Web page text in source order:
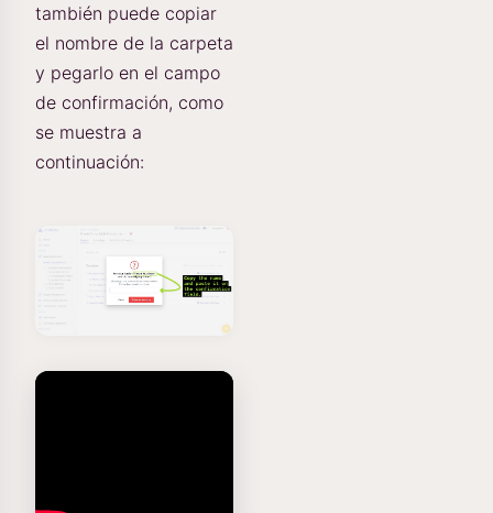
también puede copiar
el nombre de la carpeta
y pegarlo en el campo
de confirmación, como
se muestra a
continuación: